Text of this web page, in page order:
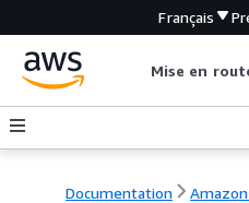
Français
Mise en
Documentation